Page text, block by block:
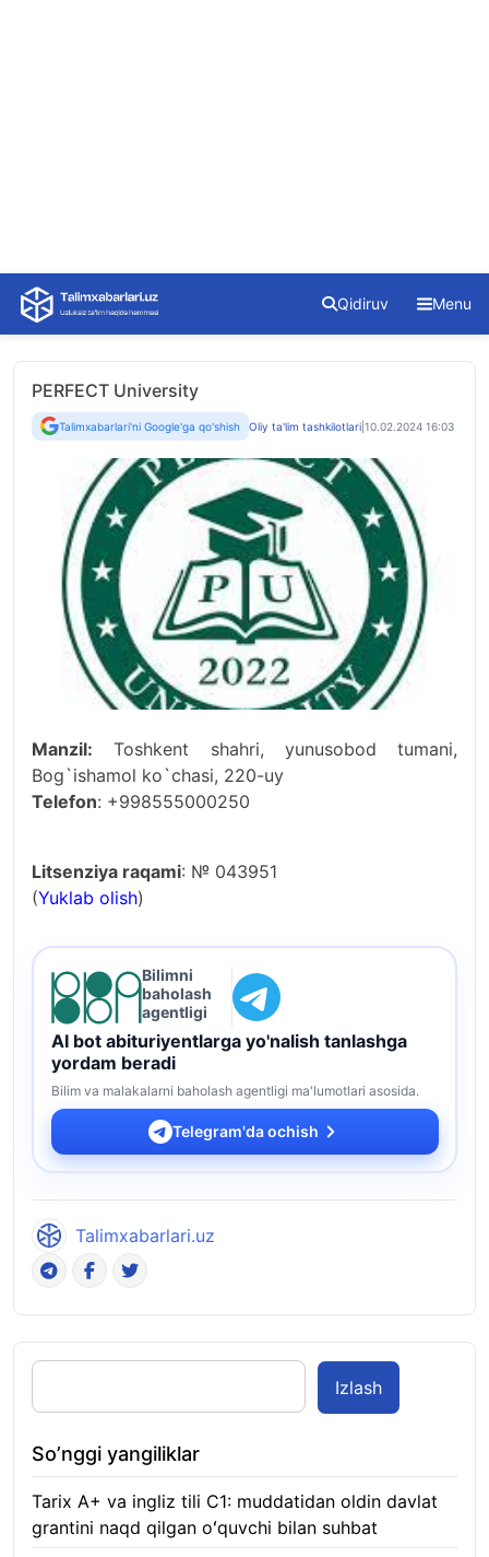
Skip
content
Qidiruv Menu
PERFECT University
Talimxabarlari'ni Google'ga qo'shish Oliy ta'lim tashkilotlari 10.02.2024 16:03
Manzil: Toshkent shahri, yunusobod tumani,
Bog`ishamol ko`chasi, 220-uy
Telefon: +998555000250
Litsenziya raqami: № 043951
(Yuklab olish)
Bilimni
baholash
agentligi
AI bot abituriyentlarga yo'nalish tanlashga
yordam beradi
Bilim va malakalarni baholash agentligi ma'lumotlari asosida.
Telegram'da ochish
Talimxabarlari.uz
Izlash
So’nggi yangiliklar
Tarix A+ va ingliz tili C1: muddatidan oldin davlat
grantini naqd qilgan oʻquvchi bilan suhbat